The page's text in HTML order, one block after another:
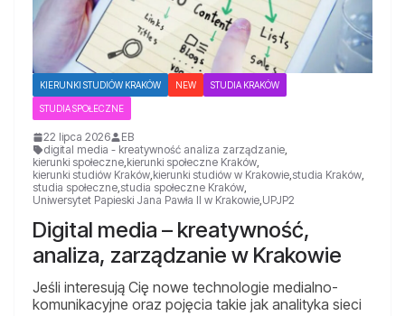
KIERUNKI STUDIÓW KRAKÓW NEW STUDIA KRAKÓW
STUDIA SPOŁECZNE
22 lipca 2026
EB
digital media - kreatywność analiza zarządzanie
kierunki społeczne kierunki społeczne Kraków
kierunki studiów Kraków kierunki studiów w Krakowie studia Kraków
studia społeczne studia społeczne Kraków
Uniwersytet Papieski Jana Pawła II w Krakowie UPJP2
Digital media – kreatywność,
analiza, zarządzanie w Krakowie
Jeśli interesują Cię nowe technologie medialno-
komunikacyjne oraz pojęcia takie jak analityka sieci